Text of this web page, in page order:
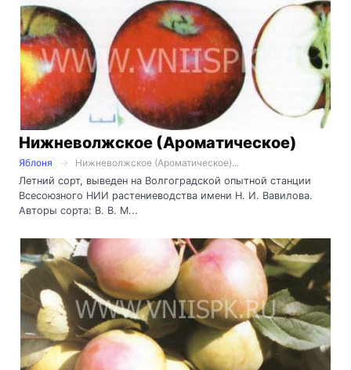
Нижневолжское (Ароматическое)
Яблоня
Нижневолжское (Ароматическое)...
Летний сорт, выведен на Волгоградской опытной станции
Всесоюзного НИИ растениеводства имени Н. И. Вавилова.
Авторы сорта: В. В. М...